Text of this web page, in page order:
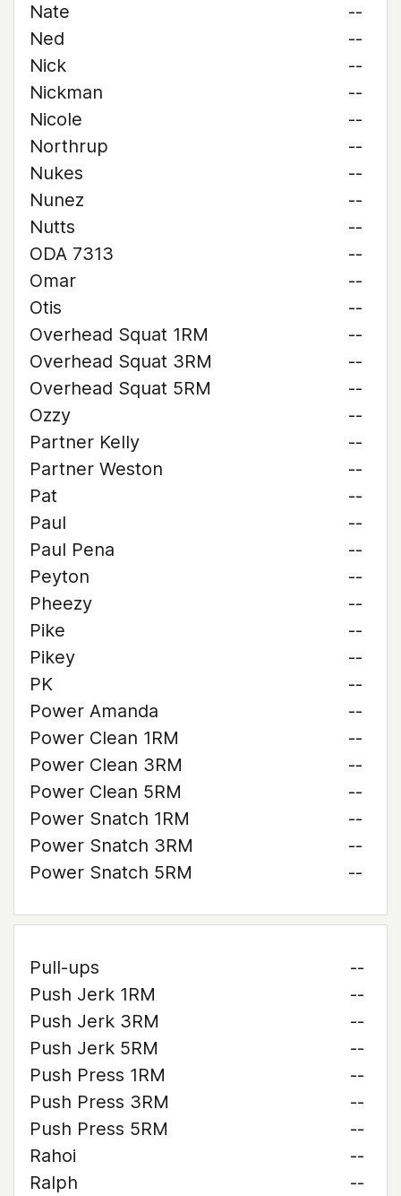
Nate
--
Ned
--
Nick
--
Nickman
--
Nicole
--
Northrup
--
Nukes
--
Nunez
--
Nutts
--
ODA 7313
--
Omar
--
Otis
--
Overhead Squat 1RM
--
Overhead Squat 3RM
--
Overhead Squat 5RM
--
Ozzy
--
Partner Kelly
--
Partner Weston
--
Pat
--
Paul
--
Paul Pena
--
Peyton
--
Pheezy
--
Pike
--
Pikey
--
PK
--
Power Amanda
--
Power Clean 1RM
--
Power Clean 3RM
--
Power Clean 5RM
--
Power Snatch 1RM
--
Power Snatch 3RM
--
Power Snatch 5RM
--
Pull-ups
--
Push Jerk 1RM
--
Push Jerk 3RM
--
Push Jerk 5RM
--
Push Press 1RM
--
Push Press 3RM
--
Push Press 5RM
--
Rahoi
--
Ralph
--